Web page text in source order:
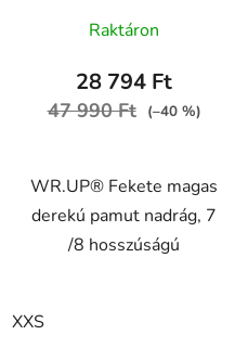
WRUP4HC001ORG, N
Raktáron
28 794 Ft
47 990 Ft (–40 %)
WR.UP® Fekete magas
derekú pamut nadrág, 7
/8 hosszúságú
XXS